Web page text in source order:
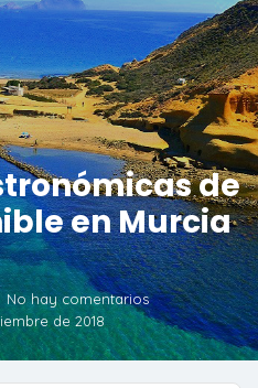
de
en Murcia
No hay comentarios
de 2018